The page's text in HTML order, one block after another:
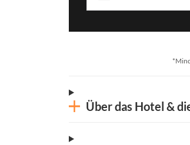
Über das Hotel &